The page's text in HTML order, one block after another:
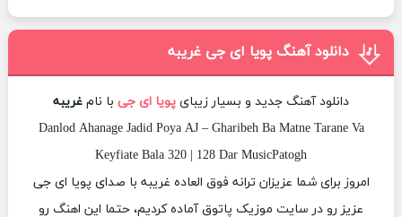
دانلود آهنگ پویا ای جی غریبه
دانلود آهنگ جدید و بسیار زیبای پویا ای جی با نام غریبه
Danlod Ahanage Jadid Poya AJ – Gharibeh Ba Matne Tarane Va
Keyfiate Bala 320 | 128 Dar MusicPatogh
امروز برای شما عزیزان ترانه فوق العاده غریبه با صدای پویا ای جی
عزیز رو در سایت موزیک پاتوق آماده کردیم، حتما این اهنگ رو